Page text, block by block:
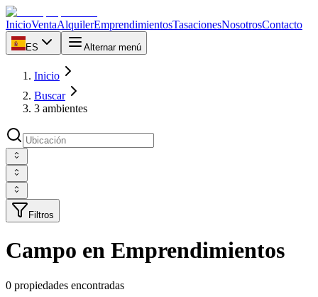
InicioVentaAlquilerEmprendimientosTasacionesNosotrosContacto
ES Alternar menú
Inicio
Buscar
3 ambientes
Filtros
Campo en Emprendimientos
0 propiedades encontradas